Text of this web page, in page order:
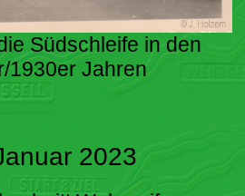
Südschleife in den
1930er Jahren
2023